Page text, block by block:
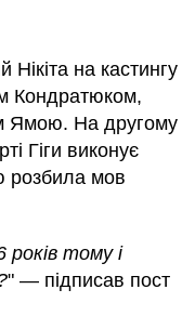
на кастингу
Кондратюком,
Ямою. На другому
Гіги виконує
розбила мов
тому і
" — підписав пост